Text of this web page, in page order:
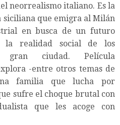
neorrealismo italiano. Es la
siciliana que emigra al Milán
en busca de un futuro
la realidad social de los
ciudad. Película
-entre otros temas de
familia que lucha por
sufre el choque brutal con
que les acoge con